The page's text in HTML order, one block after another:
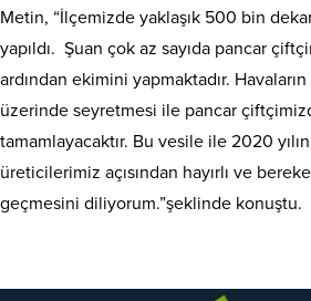
Metin, “İlçemizde yaklaşık 500 bin
yapıldı. Şuan çok az sayıda pancar
ardından ekimini yapmaktadır.
üzerinde seyretmesi ile pancar
tamamlayacaktır. Bu vesile ile 2020
üreticilerimiz açısından hayırlı ve
geçmesini diliyorum.”şeklinde konuştu.